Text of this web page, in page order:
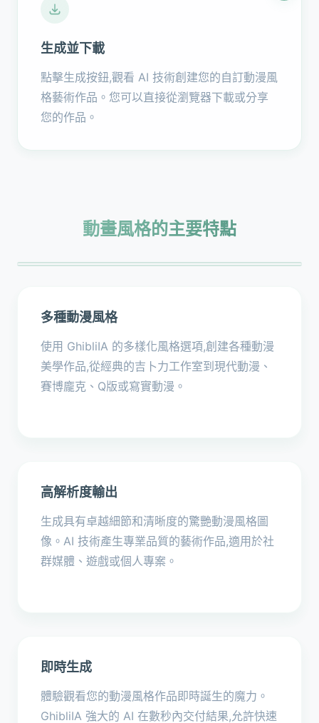
生成並下載
點擊生成按鈕,觀看 AI 技術創建您的自訂動漫風
格藝術作品。您可以直接從瀏覽器下載或分享
您的作品。
動畫風格的主要特點
多種動漫風格
使用 GhibliIA 的多樣化風格選項,創建各種動漫
美學作品,從經典的吉卜力工作室到現代動漫、
賽博龐克、Q版或寫實動漫。
高解析度輸出
生成具有卓越細節和清晰度的驚艷動漫風格圖
像。AI 技術產生專業品質的藝術作品,適用於社
群媒體、遊戲或個人專案。
即時生成
體驗觀看您的動漫風格作品即時誕生的魔力。
GhibliIA 強大的 AI 在數秒內交付結果,允許快速